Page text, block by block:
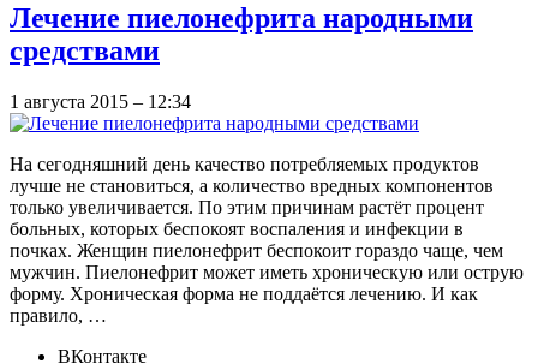
Лечение пиелонефрита народными
средствами
1 августа 2015 – 12:34
На сегодняшний день качество потребляемых продуктов
лучше не становиться, а количество вредных компонентов
только увеличивается. По этим причинам растёт процент
больных, которых беспокоят воспаления и инфекции в
почках. Женщин пиелонефрит беспокоит гораздо чаще, чем
мужчин. Пиелонефрит может иметь хроническую или острую
форму. Хроническая форма не поддаётся лечению. И как
правило, …
ВКонтакте